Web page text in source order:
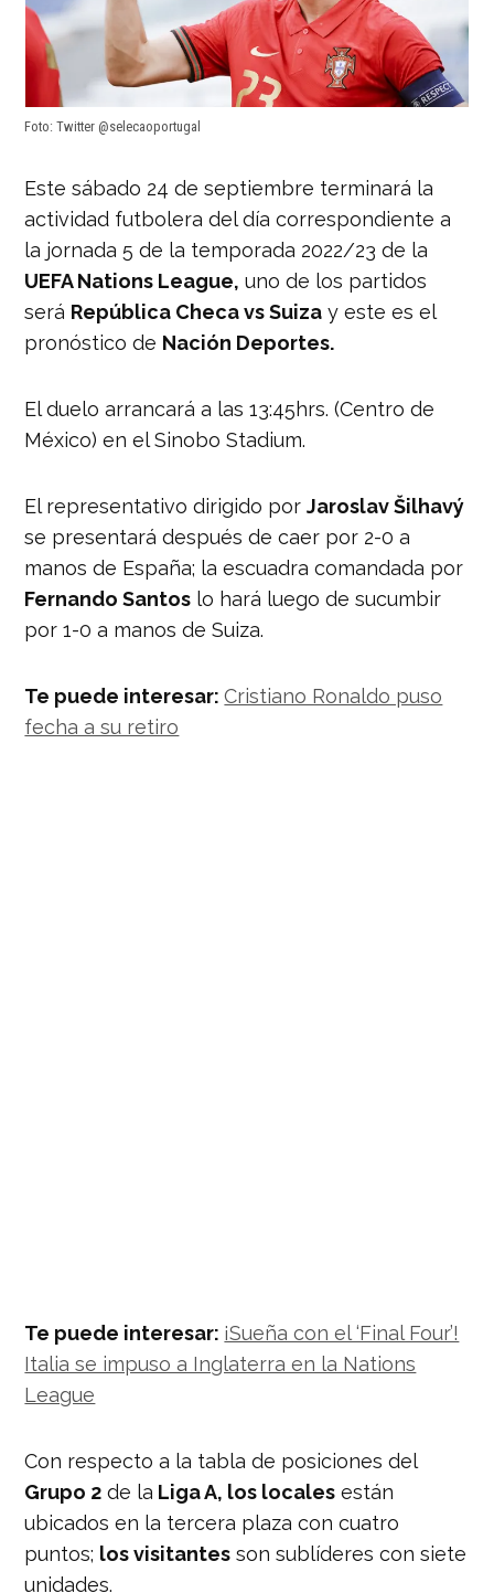
Foto: Twitter @selecaoportugal
Este sábado 24 de septiembre terminará la
actividad futbolera del día correspondiente a
la jornada 5 de la temporada 2022/23 de la
UEFA Nations League, uno de los partidos
será República Checa vs Suiza y este es el
pronóstico de Nación Deportes.
El duelo arrancará a las 13:45hrs. (Centro de
México) en el Sinobo Stadium.
El representativo dirigido porJaroslav Šilhavý
se presentará después de caer por 2-0 a
manos de España; la escuadra comandada por
Fernando Santos lo hará luego de sucumbir
por 1-0 a manos de Suiza.
Te puede interesar:Cristiano Ronaldo puso
fecha a su retiro
Te puede interesar: ¡Sueña con el ‘Final Four’!
Italia se impuso a Inglaterra en la Nations
League
Con respecto a la tabla de posiciones del
Grupo 2 de la Liga A, los locales están
ubicados en la tercera plaza con cuatro
puntos; los visitantes son sublíderes con siete
unidades.